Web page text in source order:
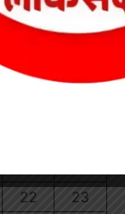
S
S
22
23